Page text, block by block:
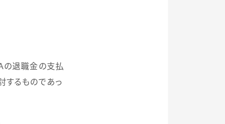
の退職金の支払
するものであっ